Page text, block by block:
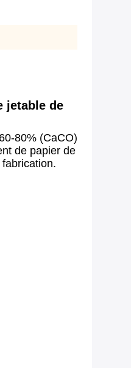
jetable de
80% (CaCO)
de papier de